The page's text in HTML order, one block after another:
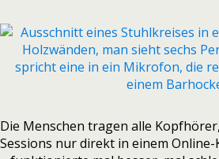
Die Menschen tragen alle
Sessions nur direkt in einem